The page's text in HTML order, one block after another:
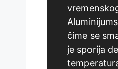
čime se
je sporija